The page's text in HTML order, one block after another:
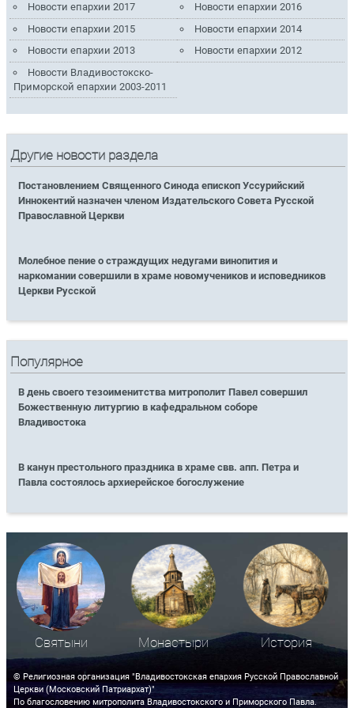
Новости епархии 2017
Новости епархии 2016
Новости епархии 2015
Новости епархии 2014
Новости епархии 2013
Новости епархии 2012
Новости Владивостокско-
Приморской епархии 2003-2011
Другие новости раздела
Постановлением Священного Синода епископ Уссурийский
Иннокентий назначен членом Издательского Совета Русской
Православной Церкви
Молебное пение о страждущих недугами винопития и
наркомании совершили в храме новомучеников и исповедников
Церкви Русской
Популярное
В день своего тезоименитства митрополит Павел совершил
Божественную литургию в кафедральном соборе
Владивостока
В канун престольного праздника в храме свв. апп. Петра и
Павла состоялось архиерейское богослужение
Святыни Монастыри История
© Религиозная организация "Владивостокская епархия Русской Православной
Церкви (Московский Патриархат)"
По благословению митрополита Владивостокского и Приморского Павла.